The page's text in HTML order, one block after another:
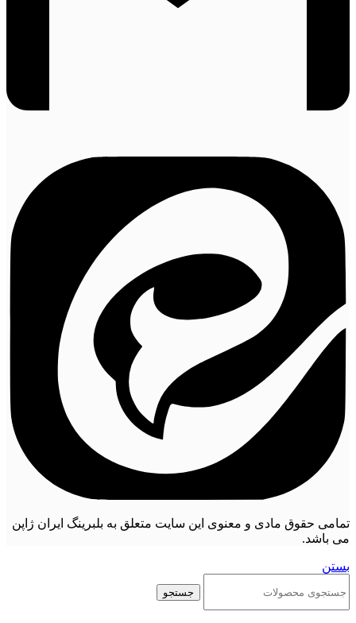
تمامی حقوق مادی و معنوی این سایت متعلق به بلبرینگ ایران ژاپن
می باشد.
بستن
جستجو